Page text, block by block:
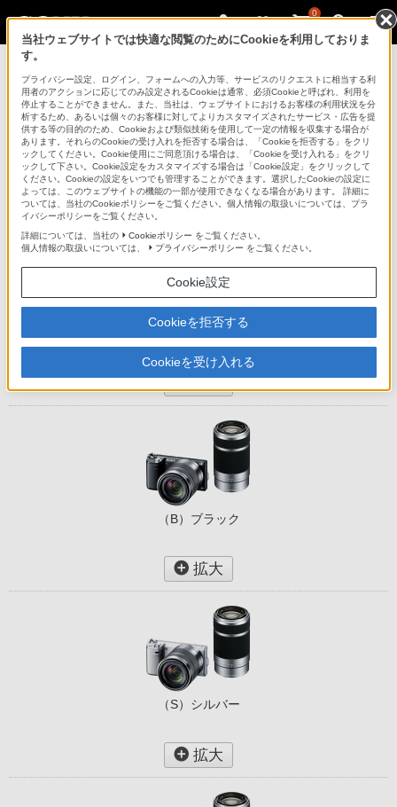
0
NEX-5NY
デジタル一眼カメラ NEX-5NY
商品の写真
（B）ブラック
拡大
（S）シルバー
拡大
当社ウェブサイトでは快適な閲覧のためにCookieを利用しておりま
す。
プライバシー設定、ログイン、フォームへの入力等、サービスのリクエストに相当する利
用者のアクションに応じてのみ設定されるCookieは通常、必須Cookieと呼ばれ、利用を
停止することができません。また、当社は、ウェブサイトにおけるお客様の利用状況を分
析するため、あるいは個々のお客様に対してよりカスタマイズされたサービス・広告を提
供する等の目的のため、Cookieおよび類似技術を使用して一定の情報を収集する場合が
あります。それらのCookieの受け入れを拒否する場合は、「Cookieを拒否する」をクリ
ックしてください。Cookie使用にご同意頂ける場合は、「Cookieを受け入れる」をクリ
ックして下さい。Cookie設定をカスタマイズする場合は「Cookie設定」をクリックして
ください。Cookieの設定をいつでも管理することができます。選択したCookieの設定に
よっては、このウェブサイトの機能の一部が使用できなくなる場合があります。 詳細に
ついては、当社のCookieポリシーをご覧ください。個人情報の取扱いについては、プラ
イバシーポリシーをご覧ください。
詳細については、当社の
Cookieポリシー をご覧ください。
個人情報の取扱いについては、
プライバシーポリシー をご覧ください。
Cookie設定
Cookieを拒否する
Cookieを受け入れる